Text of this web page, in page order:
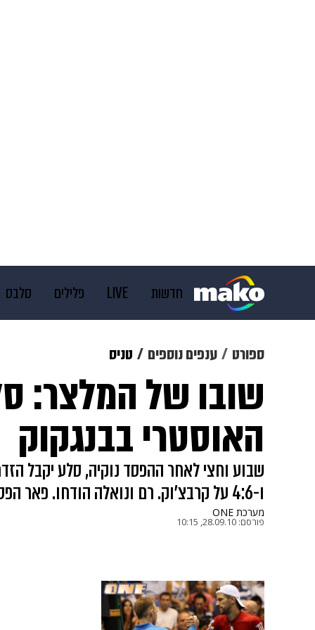
חדשות LIVE פלילים סלבס
מוזיקה תרבות
דיגיטל גאווה ויוה משפט
ספורט ענפים נוספים טניס
שובו של המלצר:
האוסטרי בבנגקוק
ו-4:6 על קרבצ'וק. רם ונואלה הודחו. פאר הפסידה לקאנפי והודחה מטוקיו
מערכת ONE
פורסם: 28.09.10, 10:15